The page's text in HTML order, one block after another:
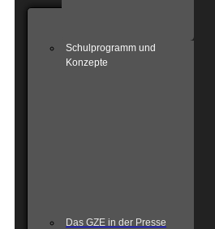
Schulprogramm und
Konzepte
Das GZE in der Presse